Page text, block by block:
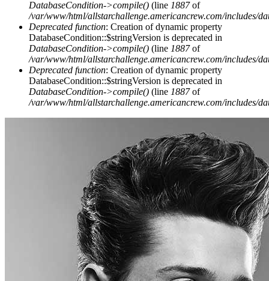
DatabaseCondition->compile() (line 1887of
/var/www/html/allstarchallenge.americancrew.com/includes/
Deprecated function: Creation of dynamic property
DatabaseCondition::$stringVersion is deprecated in
DatabaseCondition->compile() (line 1887of
/var/www/html/allstarchallenge.americancrew.com/includes/
Deprecated function: Creation of dynamic property
DatabaseCondition::$stringVersion is deprecated in
DatabaseCondition->compile() (line 1887of
/var/www/html/allstarchallenge.americancrew.com/includes/